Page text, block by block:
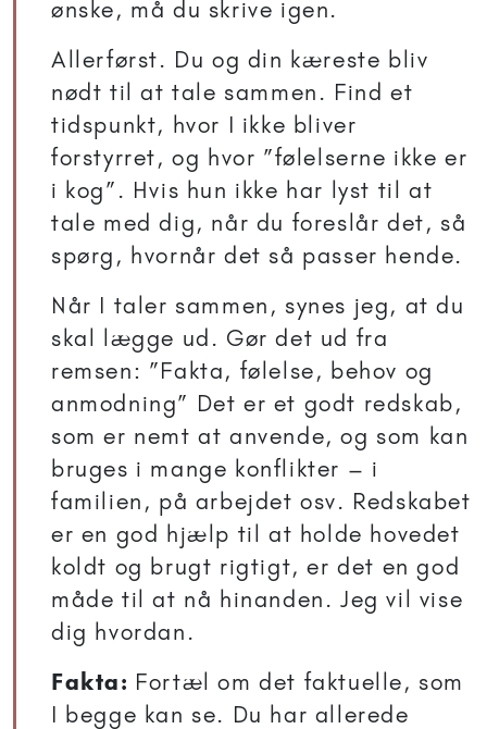
ønske, må du skrive igen.
Allerførst. Du og din kæreste bliv
nødt til at tale sammen. Find et
tidspunkt, hvor I ikke bliver
forstyrret, og hvor ”følelserne ikke er
i kog”. Hvis hun ikke har lyst til at
tale med dig, når du foreslår det, så
spørg, hvornår det så passer hende.
Når I taler sammen, synes jeg, at du
skal lægge ud. Gør det ud fra
remsen: ”Fakta, følelse, behov og
anmodning” Det er et godt redskab,
som er nemt at anvende, og som kan
bruges i mange konflikter – i
familien, på arbejdet osv. Redskabet
er en god hjælp til at holde hovedet
koldt og brugt rigtigt, er det en god
måde til at nå hinanden. Jeg vil vise
dig hvordan.
Fakta: Fortæl om det faktuelle, som
I begge kan se. Du har allerede